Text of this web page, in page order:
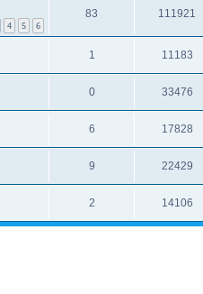
4 5 6
83 111921
1 11183
0 33476
6 17828
9 22429
2 14106